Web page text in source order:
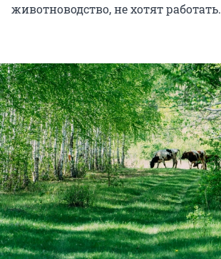
животноводство, не хотят работать.